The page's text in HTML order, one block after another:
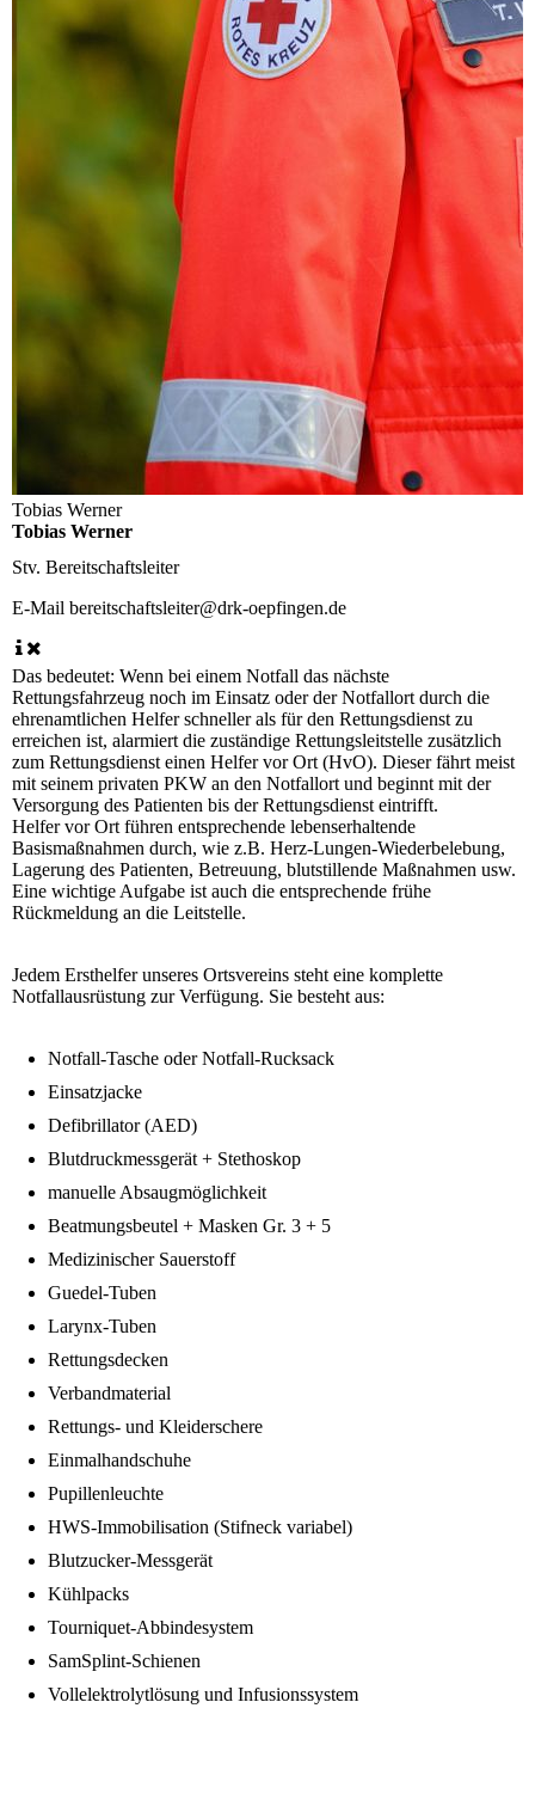
Tobias Werner
Tobias Werner
Stv. Bereitschaftsleiter
E-Mail bereitschaftsleiter@drk-oepfingen.de
Das bedeutet: Wenn bei einem Notfall das nächste
Rettungsfahrzeug noch im Einsatz oder der Notfallort durch die
ehrenamtlichen Helfer schneller als für den Rettungsdienst zu
erreichen ist, alarmiert die zuständige Rettungsleitstelle zusätzlich
zum Rettungsdienst einen Helfer vor Ort (HvO). Dieser fährt meist
mit seinem privaten PKW an den Notfallort und beginnt mit der
Versorgung des Patienten bis der Rettungsdienst eintrifft.
Helfer vor Ort führen entsprechende lebenserhaltende
Basismaßnahmen durch, wie z.B. Herz-Lungen-Wiederbelebung,
Lagerung des Patienten, Betreuung, blutstillende Maßnahmen usw.
Eine wichtige Aufgabe ist auch die entsprechende frühe
Rückmeldung an die Leitstelle.
Jedem Ersthelfer unseres Ortsvereins steht eine komplette
Notfallausrüstung zur Verfügung. Sie besteht aus:
Notfall-Tasche oder Notfall-Rucksack
Einsatzjacke
Defibrillator (AED)
Blutdruckmessgerät + Stethoskop
manuelle Absaugmöglichkeit
Beatmungsbeutel + Masken Gr. 3 + 5
Medizinischer Sauerstoff
Guedel-Tuben
Larynx-Tuben
Rettungsdecken
Verbandmaterial
Rettungs- und Kleiderschere
Einmalhandschuhe
Pupillenleuchte
HWS-Immobilisation (Stifneck variabel)
Blutzucker-Messgerät
Kühlpacks
Tourniquet-Abbindesystem
SamSplint-Schienen
Vollelektrolytlösung und Infusionssystem